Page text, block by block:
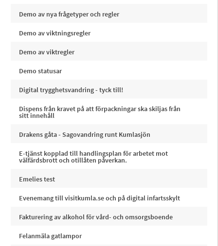
Demo av nya frågetyper och regler
Demo av viktningsregler
Demo av viktregler
Demo statusar
Digital trygghetsvandring - tyck till!
Dispens från kravet på att förpackningar ska skiljas från
sitt innehåll
Drakens gåta - Sagovandring runt Kumlasjön
E-tjänst kopplad till handlingsplan för arbetet mot
välfärdsbrott och otillåten påverkan.
Emelies test
Evenemang till visitkumla.se och på digital infartsskylt
Fakturering av alkohol för vård- och omsorgsboende
Felanmäla gatlampor